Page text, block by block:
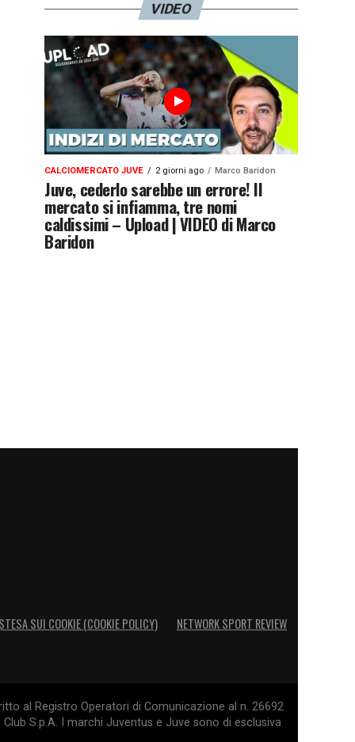
VIDEO
CALCIOMERCATO JUVE 2 giorni ago Marco Baridon
Juve, cederlo sarebbe un errore! Il
mercato si infiamma, tre nomi
caldissimi – Upload | VIDEO di Marco
Baridon
SUI COOKIE (COOKIE POLICY) NETWORK SPORT REVIEW
al Registro Operatori di Comunicazione al n. 26692
S.p.A. I marchi Juventus e Juve sono di esclusiva